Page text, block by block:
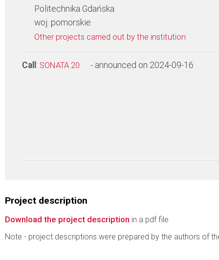
Politechnika Gdańska
woj. pomorskie
Other projects carried out by the institution
Call : SONATA 20 - announced on 2024-09-16
Project description
Download the project description in a pdf file
Note - project descriptions were prepared by the authors of